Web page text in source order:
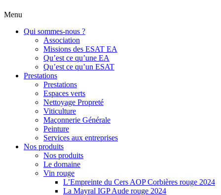
Menu
Qui sommes-nous ?
Association
Missions des ESAT EA
Qu’est ce qu’une EA
Qu’est ce qu’un ESAT
Prestations
Prestations
Espaces verts
Nettoyage Propreté
Viticulture
Maçonnerie Générale
Peinture
Services aux entreprises
Nos produits
Nos produits
Le domaine
Vin rouge
L’Empreinte du Cers AOP Corbières rouge 2024
La Mayral IGP Aude rouge 2024